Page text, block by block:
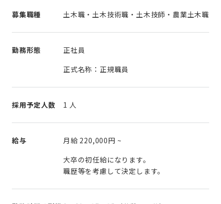
募集職種 土木職・土木技術職・土木技師・農業土木職
勤務形態
正社員
正式名称：正規職員
採用予定人数 1 人
給与 月給 220,000円 ~
大卒の初任給になります。
職歴等を考慮して決定します。